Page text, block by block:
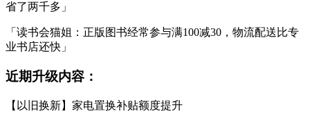
省了两千多」
「读书会猫姐：正版图书经常参与满100减30，物流配送比专
业书店还快」
近期升级内容：
【以旧换新】家电置换补贴额度提升